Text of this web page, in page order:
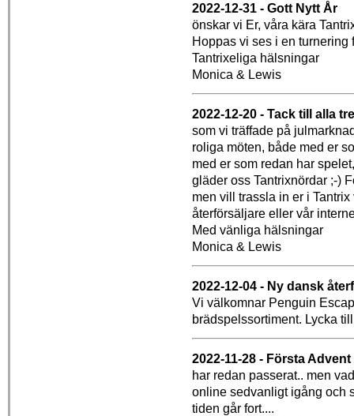
2022-12-31 - Gott Nytt År
önskar vi Er, våra kära
Hoppas vi ses i en turnering
Tantrixeliga hälsningar
Monica & Lewis
2022-12-20 - Tack till alla
som vi träffade på
roliga möten, både med er
med er som redan har
gläder oss Tantrixnördar ;-)
men vill trassla in er i
återförsäljare eller vår
Med vänliga hälsningar
Monica & Lewis
2022-12-04 - Ny dansk
Vi välkomnar Penguin
brädspelssortiment. Lycka
2022-11-28 - Första Advent
har redan passerat.. men
online sedvanligt igång och
tiden går fort....